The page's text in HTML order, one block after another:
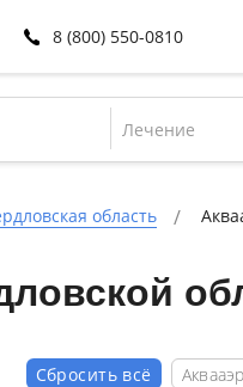
8 (800) 550-0810
Лечение
область
Сбросить всё